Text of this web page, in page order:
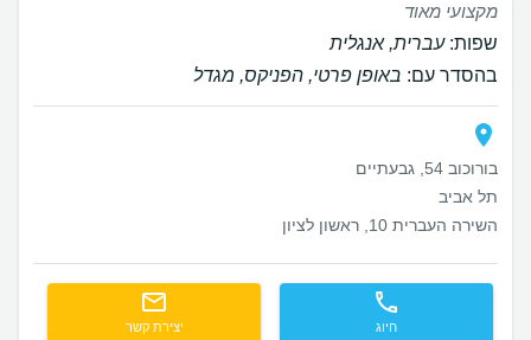
מקצועי מאוד
שפות:עברית, אנגלית
בהסדר עם: באופן פרטי, הפניקס, מגדל
בורוכוב 54, גבעתיים
תל אביב
השירה העברית 10, ראשון לציון
חיוג יצירת קשר